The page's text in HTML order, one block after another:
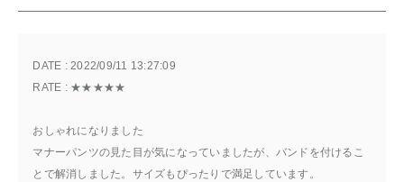
おしゃれになりました
DATE : 2022/09/11 13:27:09
RATE : ★★★★★
マナーパンツの見た目が気になっていましたが、バンドを付けるこ
とで解消しました。サイズもぴったりで満足しています。